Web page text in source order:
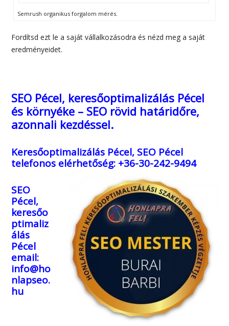
Semrush organikus forgalom mérés.
Fordítsd ezt le a saját vállalkozásodra és nézd meg a saját
eredményeidet.
SEO Pécel, keresőoptimalizálás Pécel
és környéke – SEO rövid határidőre,
azonnali kezdéssel.
Keresőoptimalizálás Pécel, SEO Pécel
telefonos elérhetőség: +36-30-242-9494
SEO
Pécel,
keresőo
ptimaliz
álás
Pécel
email:
info@ho
nlapseo.
hu